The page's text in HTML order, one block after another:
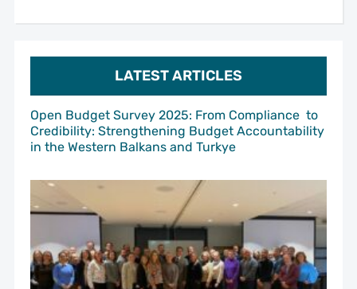
LATEST ARTICLES
Open Budget Survey 2025: From Compliance to
Credibility: Strengthening Budget Accountability
in the Western Balkans and Turkye